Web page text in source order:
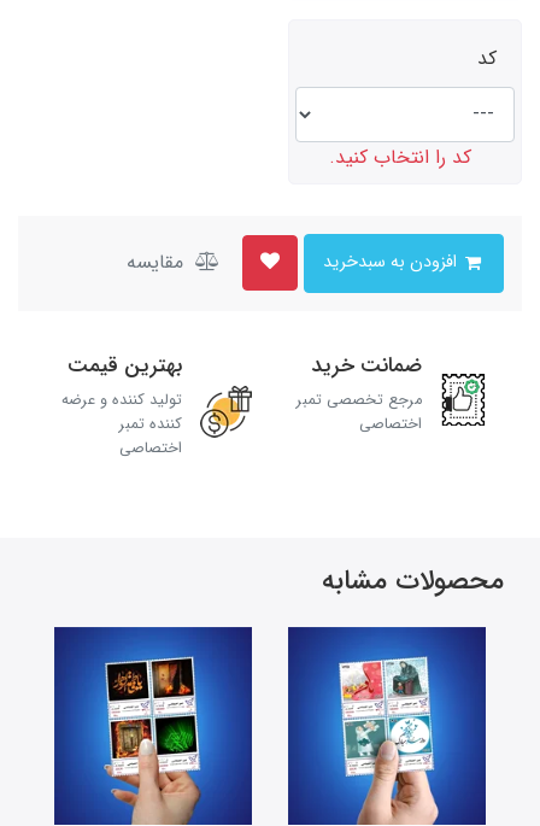
کد
کد را انتخاب کنید.
مقایسه
ضمانت خرید
مرجع تخصصی تمبر
اختصاصی
بهترین قیمت
تولید کننده و عرضه
کننده تمبر
اختصاصی
محصولات مشابه